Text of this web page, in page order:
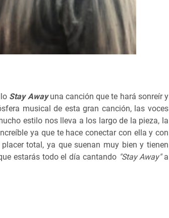
Stay Awayuna canción que te hará sonreír y
musical de esta gran canción, las voces
estilo nos lleva a los largo de la pieza, la
ya que te hace conectar con ella y con
total, ya que suenan muy bien y tienen
estarás todo el día cantando "Stay Away"a